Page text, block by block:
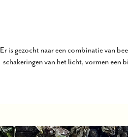
Er is gezocht naar een combinatie van
schakeringen van het licht, vormen